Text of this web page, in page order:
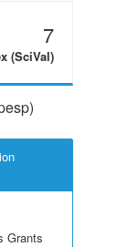
7
(SciVal)
Grants